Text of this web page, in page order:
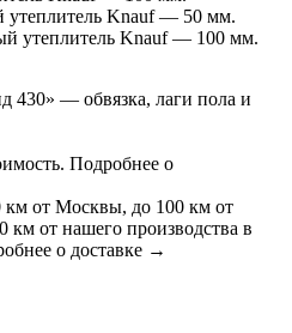
утеплитель Knauf — 50 мм.
утеплитель Knauf — 100 мм.
430» — обвязка, лаги пола и
Подробнее о
км от Москвы, до 100 км от
км от нашего производства в
о доставке →